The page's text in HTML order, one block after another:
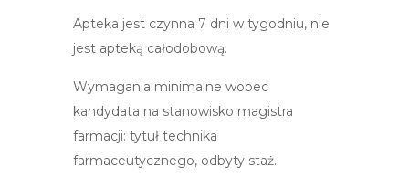
Apteka jest czynna 7 dni w tygodniu, nie
jest apteką całodobową.
Wymagania minimalne wobec
kandydata na stanowisko magistra
farmacji: tytuł technika
farmaceutycznego, odbyty staż.